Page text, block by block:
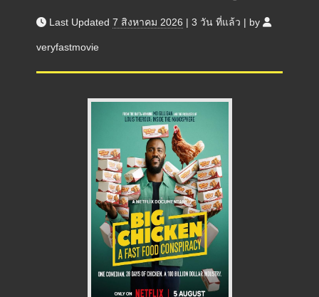
Last Updated 7 สิงหาคม 2026 | 3 วัน ที่แล้ว | by
veryfastmovie